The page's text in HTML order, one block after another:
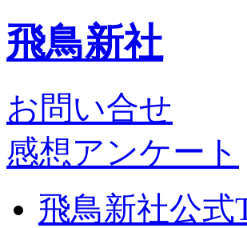
飛鳥新社
お問い合せ
感想アンケート
飛鳥新社公式